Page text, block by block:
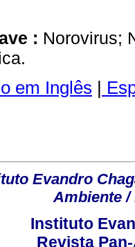
: Norovirus;
em Inglês |
Evandro
Ambiente /
Instituto
Revista